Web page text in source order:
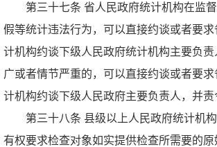
第三十七条 省人民政府统计机构在监
假等统计违法行为，可以直接约谈或者要
计机构约谈下级人民政府统计机构主要负责
广或者情节严重的，可以直接约谈或者要
计机构约谈下级人民政府主要负责人，并责
第三十八条 县级以上人民政府统计机
有权要求检查对象如实提供检查所需要的